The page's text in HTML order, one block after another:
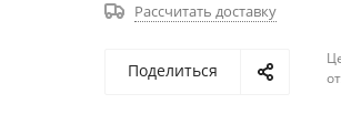
Рассчитать доставку
Поделиться